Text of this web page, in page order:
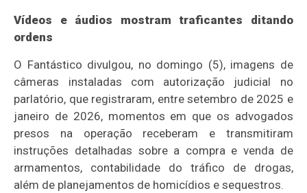
Vídeos e áudios mostram traficantes ditando
ordens
O Fantástico divulgou, no domingo (5), imagens de
câmeras instaladas com autorização judicial no
parlatório, que registraram, entre setembro de 2025 e
janeiro de 2026, momentos em que os advogados
presos na operação receberam e transmitiram
instruções detalhadas sobre a compra e venda de
armamentos, contabilidade do tráfico de drogas,
além de planejamentos de homicídios e sequestros.